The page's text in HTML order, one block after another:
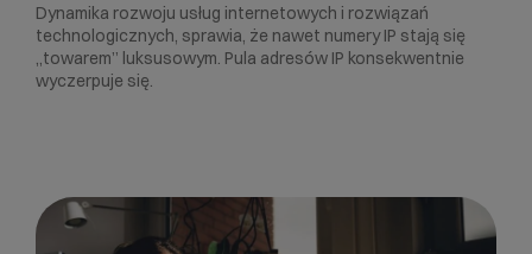
Dynamika rozwoju usług internetowych i rozwiązań
technologicznych, sprawia, że nawet numery IP stają się
„towarem” luksusowym. Pula adresów IP konsekwentnie
wyczerpuje się.